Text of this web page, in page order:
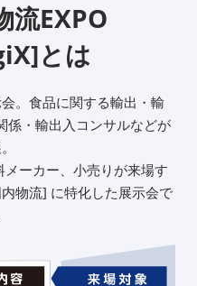
流EXPO
とは
。食品に関する輸出・輸
係・輸出入コンサルなどが
ーカー、小売りが来場す
物流] に特化した展示会で